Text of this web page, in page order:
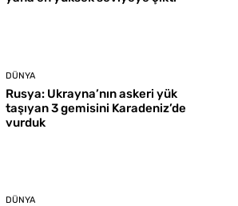
DÜNYA
Rusya: Ukrayna’nın askeri yük
taşıyan 3 gemisini Karadeniz’de
vurduk
DÜNYA